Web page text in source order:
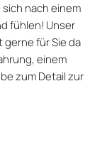
sich nach einem
fühlen! Unser
für Sie da
einem
zum Detail zur